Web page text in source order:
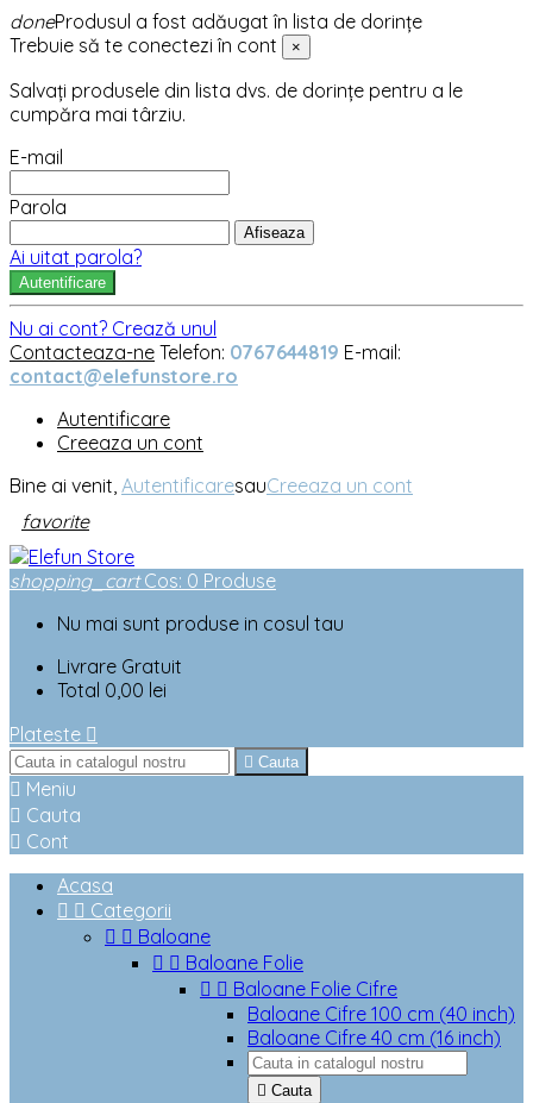
doneProdusul a fost adăugat în lista de dorințe
Trebuie să te conectezi în cont
×
Salvați produsele din lista dvs. de dorințe pentru a le
cumpăra mai târziu.
E-mail
Parola
Afiseaza
Ai uitat parola?
Autentificare
Nu ai cont? Crează unul
Contacteaza-ne Telefon: 0767644819 E-mail:
contact@elefunstore.ro
Autentificare
Creeaza un cont
Bine ai venit, AutentificaresauCreeaza un cont
favorite
shopping_cart Cos: 0 Produse
Nu mai sunt produse in cosul tau
Livrare Gratuit
Total 0,00 lei
Plateste 
 Cauta
 Meniu
 Cauta
 Cont
Acasa
  Categorii
  Baloane
  Baloane Folie
  Baloane Folie Cifre
Baloane Cifre 100 cm (40 inch)
Baloane Cifre 40 cm (16 inch)
 Cauta